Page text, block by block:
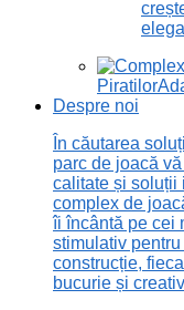
Piratilor
Despre noi
În căutarea
parc de joacă
calitate și soluții
complex de
îi încântă pe cei
stimulativ
construcție,
bucurie și